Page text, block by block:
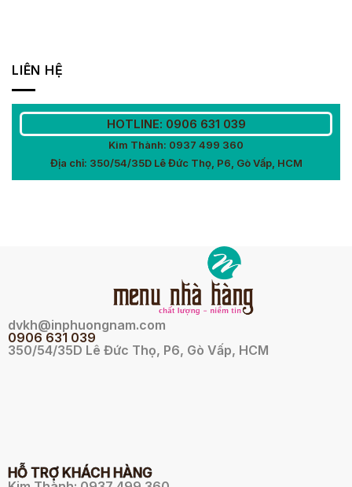
LIÊN HỆ
HOTLINE: 0906 631 039
Kim Thành: 0937 499 360
Địa chỉ: 350/54/35D Lê Đức Thọ, P6, Gò Vấp, HCM
dvkh@inphuongnam.com
0906 631 039
350/54/35D Lê Đức Thọ, P6, Gò Vấp, HCM
HỖ TRỢ KHÁCH HÀNG